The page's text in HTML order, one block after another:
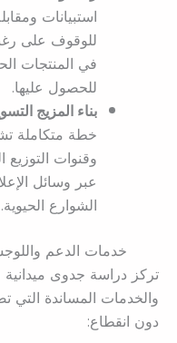
استبيانات
للوقوف على
في المنتجات
للحصول عليها.
بناء المزيج
خطة متكاملة
وقنوات التوزيع
عبر وسائل
الشوارع الحيوية.
خدمات الدعم
تركز دراسة جدوى
والخدمات المساندة التي
دون انقطاع: